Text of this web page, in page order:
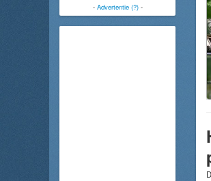
- Advertentie (?)-